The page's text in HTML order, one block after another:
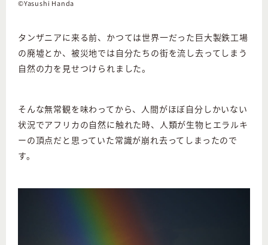
©Yasushi Handa
タンザニアに来る前、かつては世界一だった巨大製鉄工場
の廃墟とか、被災地では自分たちの街を流し去ってしまう
自然の力を見せつけられました。
そんな無常観を味わってから、人間がほぼ自分しかいない
状況でアフリカの自然に触れた時、人類が生物ヒエラルキ
ーの頂点だと思っていた常識が崩れ去ってしまったので
す。